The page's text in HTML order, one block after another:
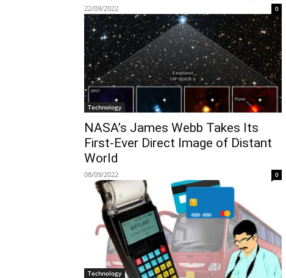
22/09/2022 0
Technology
NASA’s James Webb Takes Its
First-Ever Direct Image of Distant
World
08/09/2022 0
Technology